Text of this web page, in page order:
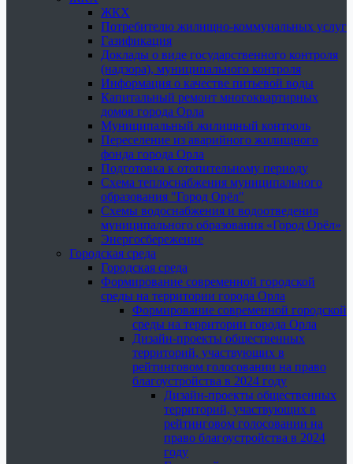
ЖКХ
Потребителю жилищно-коммунальных услуг
Газификация
Доклады о виде государственного контроля
(надзора), муниципального контроля
Информация о качестве питьевой воды
Капитальный ремонт многоквартирных
домов города Орла
Муниципальный жилищный контроль
Переселение из аварийного жилищного
фонда города Орла
Подготовка к отопительному периоду
Схема теплоснабжения муниципального
образования "Город Орёл"
Схемы водоснабжения и водоотведения
муниципального образования «Город Орёл»
Энергосбережение
Городская среда
Городская среда
Формирование современной городской
среды на территории города Орла
Формирование современной городской
среды на территории города Орла
Дизайн-проекты общественных
территорий, участвующих в
рейтинговом голосовании на право
благоустройства в 2024 году
Дизайн-проекты общественных
территорий, участвующих в
рейтинговом голосовании на
право благоустройства в 2024
году